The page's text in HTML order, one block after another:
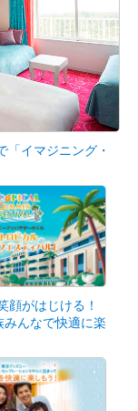
イマジニング・
顔がはじける！
みんなで快適に楽